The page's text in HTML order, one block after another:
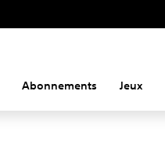
Abonnements Jeux